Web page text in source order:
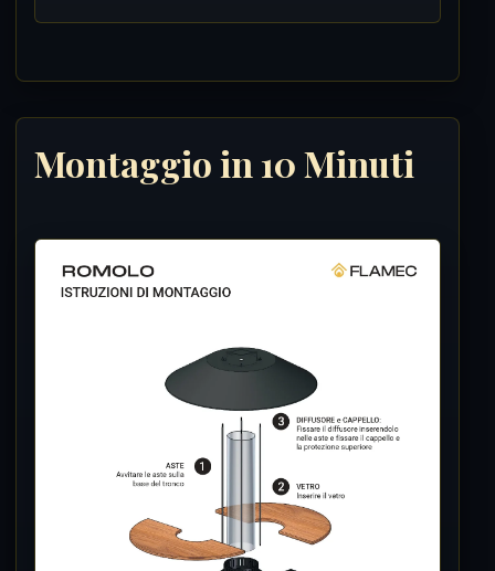
Montaggio in 10 Minuti